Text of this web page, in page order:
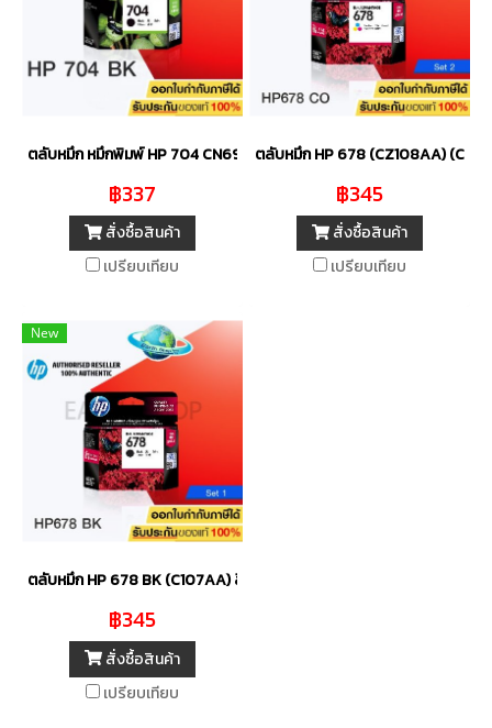
ตลับหมึก หมึกพิมพ์ HP 704 CN692AA (Black) ของแท้
฿337
สั่งซื้อสินค้า
เปรียบเทียบ
ตลับหมึก HP 678 (CZ108AA) (C/
฿345
สั่งซื้อสินค้า
เปรียบเทียบ
New
ตลับหมึก HP 678 BK (C107AA) สีดำ ของแท้
฿345
สั่งซื้อสินค้า
เปรียบเทียบ